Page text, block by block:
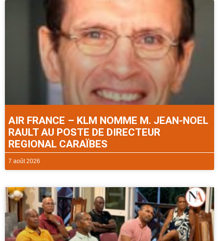
AIR FRANCE – KLM NOMME M. JEAN-NOEL
RAULT AU POSTE DE DIRECTEUR
REGIONAL CARAÏBES
7 août 2026